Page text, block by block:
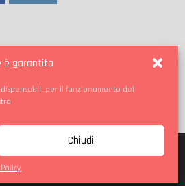
è garantita
per il funzionamento del
Chiudi